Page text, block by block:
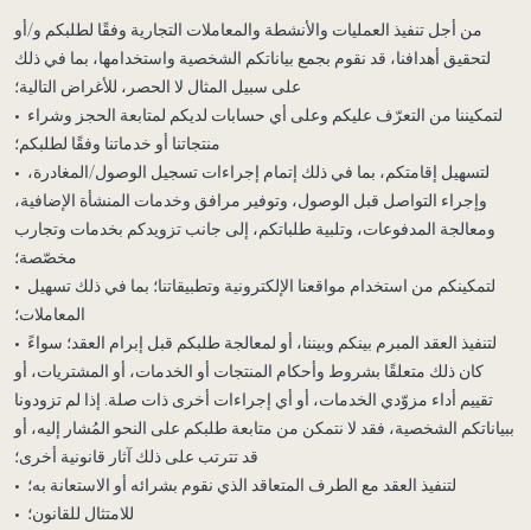
من أجل تنفيذ العمليات والأنشطة والمعاملات التجارية وفقًا لطلبكم و/أو
لتحقيق أهدافنا، قد نقوم بجمع بياناتكم الشخصية واستخدامها، بما في ذلك
على سبيل المثال لا الحصر، للأغراض التالية؛
• لتمكيننا من التعرّف عليكم وعلى أي حسابات لديكم لمتابعة الحجز وشراء
منتجاتنا أو خدماتنا وفقًا لطلبكم؛
• لتسهيل إقامتكم، بما في ذلك إتمام إجراءات تسجيل الوصول/المغادرة،
وإجراء التواصل قبل الوصول، وتوفير مرافق وخدمات المنشأة الإضافية،
ومعالجة المدفوعات، وتلبية طلباتكم، إلى جانب تزويدكم بخدمات وتجارب
مخصّصة؛
• لتمكينكم من استخدام مواقعنا الإلكترونية وتطبيقاتنا؛ بما في ذلك تسهيل
المعاملات؛
• لتنفيذ العقد المبرم بينكم وبيننا، أو لمعالجة طلبكم قبل إبرام العقد؛ سواءً
كان ذلك متعلقًا بشروط وأحكام المنتجات أو الخدمات، أو المشتريات، أو
تقييم أداء مزوّدي الخدمات، أو أي إجراءات أخرى ذات صلة. إذا لم تزودونا
ببياناتكم الشخصية، فقد لا نتمكن من متابعة طلبكم على النحو المُشار إليه، أو
قد تترتب على ذلك آثار قانونية أخرى؛
• لتنفيذ العقد مع الطرف المتعاقد الذي نقوم بشرائه أو الاستعانة به؛
• للامتثال للقانون؛